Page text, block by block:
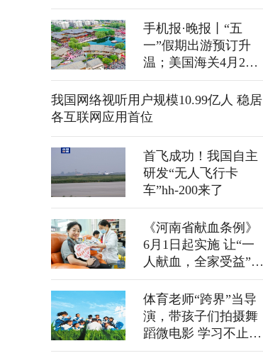
批人才公寓20日配租
手机报·晚报丨“五
一”假期出游预订升
温；美国海关4月20
日将启动关税退款
我国网络视听用户规模10.99亿人 稳居
各互联网应用首位
首飞成功！我国自主
研发“无人飞行卡
车”hh-200来了
《河南省献血条例》
6月1日起实施 让“一
人献血，全家受益”有
法可依
体育老师“跨界”当导
演，带孩子们拍摄舞
蹈微电影 学习不止于
课桌，不囿于校园